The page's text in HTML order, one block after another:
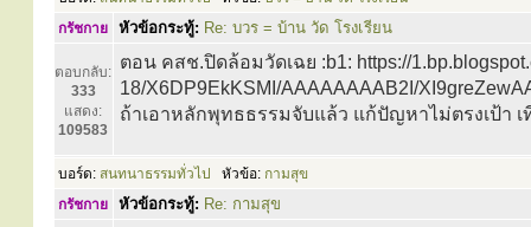
กรัชกาย
หัวข้อกระทู้: Re: บวร = บ้าน วัด โรงเรียน
ตอบกลับ:
333
แสดง:
109583
ตอน คสช.ปิดล้อมวัดเฉย :b1: https://
18/X6DP9EkKSMI/AAAAAAAAB2I/
ถ้าเอาหลักพุทธธรรมจับแล้ว แก้ปัญหาไม่ตรงเป้า
บอร์ด: สนทนาธรรมทั่วไป หัวข้อ: กามสุข
กรัชกาย
หัวข้อกระทู้: Re: กามสุข